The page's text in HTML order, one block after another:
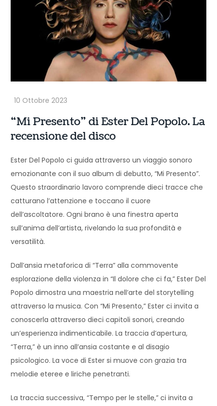
“Mi Presento” di Ester Del Popolo. La
recensione del disco
Ester Del Popolo ci guida attraverso un viaggio sonoro
emozionante con il suo album di debutto, “Mi Presento”.
Questo straordinario lavoro comprende dieci tracce che
catturano l’attenzione e toccano il cuore
dell’ascoltatore. Ogni brano è una finestra aperta
sull’anima dell’artista, rivelando la sua profondità e
versatilità.
Dall’ansia metaforica di “Terra” alla commovente
esplorazione della violenza in “Il dolore che ci fa,” Ester Del
Popolo dimostra una maestria nell’arte del storytelling
attraverso la musica. Con “Mi Presento,” Ester ci invita a
conoscerla attraverso dieci capitoli sonori, creando
un’esperienza indimenticabile. La traccia d’apertura,
“Terra,” è un inno all’ansia costante e al disagio
psicologico. La voce di Ester si muove con grazia tra
melodie eteree e liriche penetranti.
La traccia successiva, “Tempo per le stelle,” ci invita a